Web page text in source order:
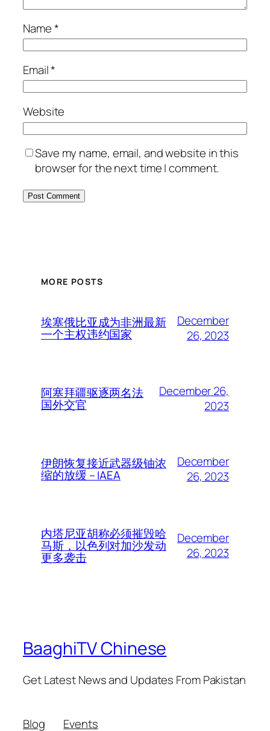
Name*
Email*
Website
Save my name, email, and website in this
browser for the next time I comment.
MORE POSTS
埃塞俄比亚成为非洲最新
一个主权违约国家
December
26, 2023
阿塞拜疆驱逐两名法
国外交官
December 26,
2023
伊朗恢复接近武器级铀浓
缩的放缓 – IAEA
December
26, 2023
内塔尼亚胡称必须摧毁哈
马斯，以色列对加沙发动
更多袭击
December
26, 2023
BaaghiTV Chinese
Get Latest News and Updates From Pakistan
Blog Events